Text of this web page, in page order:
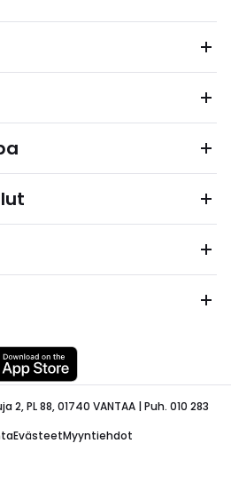
PL 88, 01740 VANTAA | Puh. 010 283
EvästeetMyyntiehdot